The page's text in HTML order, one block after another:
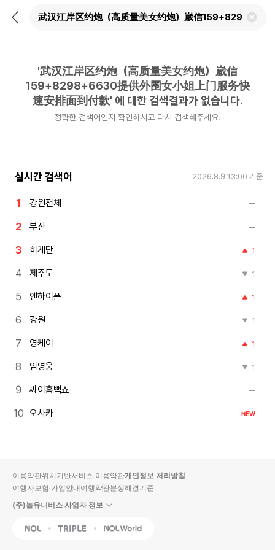
뒤
검
'武汉江岸区约炮（高质量美女约炮）崴信
159+8298+6630提供外围女小姐上门服务快
速安排面到付款' 에 대한 검색결과가 없습니다.
정확한 검색어인지 확인하시고 다시 검색해주세요.
실시간 검색어 2026.8.9 13:00 기준
강원전체
부산
히게단 1
제주도 1
엔하이픈 1
강원 1
영케이 1
임영웅 1
싸이흠뻑쇼
오사카 NEW
이용약관위치기반서비스 이용약관개인정보 처리방침
여행자보험 가입안내여행약관분쟁해결기준
(주)놀유니버스 사업자 정보
NOL Triple Interpark Global